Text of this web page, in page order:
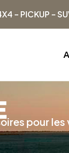
– PICKUP –
pour